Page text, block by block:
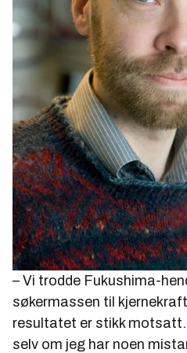
– Vi trodde Fukushima-
søkermassen til
resultatet er stikk motsatt.
selv om jeg har noen